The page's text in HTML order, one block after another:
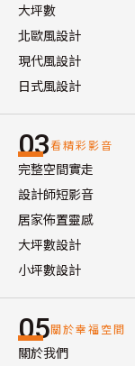
大坪數
北歐風設計
現代風設計
日式風設計
03看精彩影音
完整空間實走
設計師短影音
居家佈置靈感
大坪數設計
小坪數設計
05關於幸福空間
關於我們